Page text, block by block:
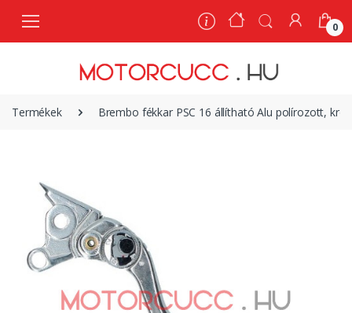
0
Termékek Brembo fékkar PSC 16 állítható Alu polírozott,
0